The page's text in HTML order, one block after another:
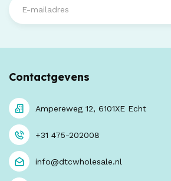
Contactgevens
Ampereweg 12, 6101XE Echt
+31 475-202008
info@dtcwholesale.nl